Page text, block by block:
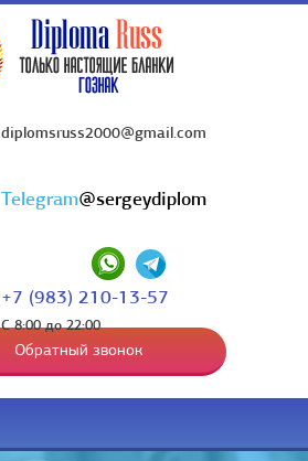
diplomsruss2000@gmail.com
Telegram@sergeydiplom
+7 (983) 210-13-57
С 8:00 до 22:00
Обратный звонок